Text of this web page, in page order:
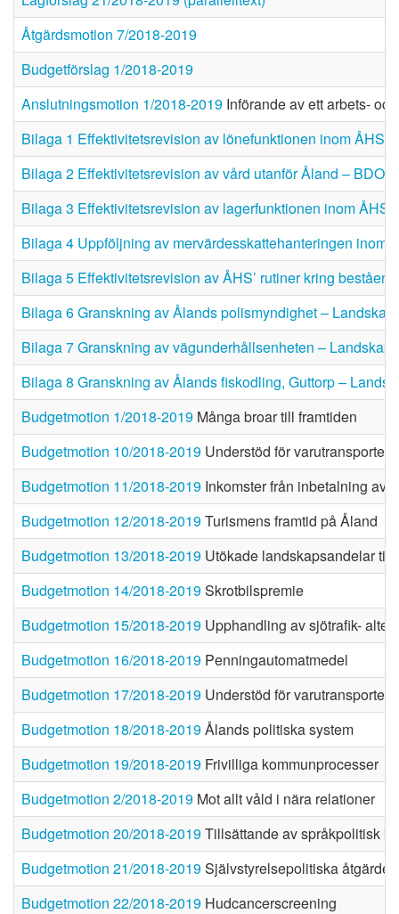
Åtgärdsmotion 7/2018-2019
Budgetförslag 1/2018-2019
Anslutningsmotion 1/2018-2019 Införande av ett arbets-
Bilaga 1 Effektivitetsrevision av lönefunktionen inom ÅHS
Bilaga 2 Effektivitetsrevision av vård utanför Åland – BDO
Bilaga 3 Effektivitetsrevision av lagerfunktionen inom ÅHS
Bilaga 4 Uppföljning av mervärdesskattehanteringen inom
Bilaga 5 Effektivitetsrevision av ÅHS’ rutiner kring
Bilaga 6 Granskning av Ålands polismyndighet –
Bilaga 7 Granskning av vägunderhållsenheten –
Bilaga 8 Granskning av Ålands fiskodling, Guttorp –
Budgetmotion 1/2018-2019 Många broar till framtiden
Budgetmotion 10/2018-2019 Understöd för varutransporter
Budgetmotion 11/2018-2019 Inkomster från inbetalning av
Budgetmotion 12/2018-2019Turismens framtid på Åland
Budgetmotion 13/2018-2019 Utökade landskapsandelar till
Budgetmotion 14/2018-2019Skrotbilspremie
Budgetmotion 15/2018-2019 Upphandling av sjötrafik-
Budgetmotion 16/2018-2019 Penningautomatmedel
Budgetmotion 17/2018-2019 Understöd för varutransporter
Budgetmotion 18/2018-2019Ålands politiska system
Budgetmotion 19/2018-2019 Frivilliga kommunprocesser
Budgetmotion 2/2018-2019 Mot allt våld i nära relationer
Budgetmotion 20/2018-2019Tillsättande av språkpolitisk
Budgetmotion 21/2018-2019Självstyrelsepolitiska åtgärder
Budgetmotion 22/2018-2019 Hudcancerscreening